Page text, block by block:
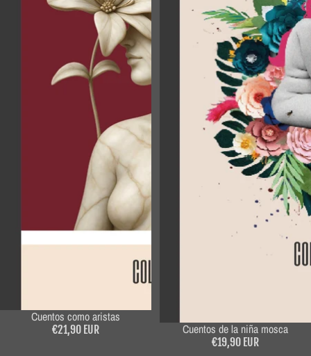
Cuentos como aristas
€21,90 EUR Cuentos de la niña mosca
€19,90 EUR